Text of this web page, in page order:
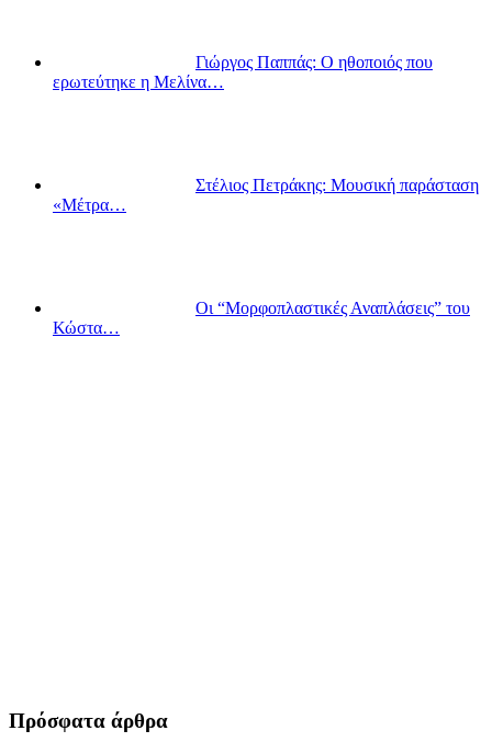
Γιώργος Παππάς: Ο ηθοποιός που
ερωτεύτηκε η Μελίνα…
Στέλιος Πετράκης: Μουσική παράσταση
«Μέτρα…
Οι “Μορφοπλαστικές Αναπλάσεις” του
Κώστα…
Πρόσφατα άρθρα